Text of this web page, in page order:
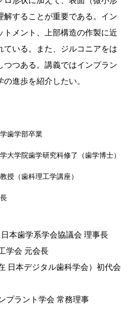
解することが重要である。イン
トメント、上部構造の作製に近
ている。また、ジルコニアをは
つつある。講義ではインプラン
進歩を紹介したい。
歯学部卒業
大学院歯学研究科修了（歯学博士）
授（歯科理工学講座）
本歯学系学会協議会 理事長
学会 元会長
日本デジタル歯科学会）初代会
プラント学会 常務理事